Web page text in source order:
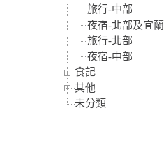
旅行-中部
夜宿-北部及宜蘭
旅行-北部
夜宿-中部
食記
其他
未分類